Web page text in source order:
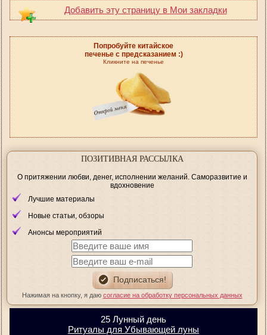
Добавить эту страницу в Мои закладки
Попробуйте китайское
печенье с предсказанием :)
Кликните на печенье
ПОЗИТИВНАЯ РАССЫЛКА
О притяжении любви, денег, исполнении желаний. Саморазвитие и
вдохновение
Лучшие материалы
Новые статьи, обзоры
Анонсы мероприятий
Нажимая на кнопку, я даю согласие на обработку персональных данных
25 Лунный день
Ритуалы для Убывающей луны